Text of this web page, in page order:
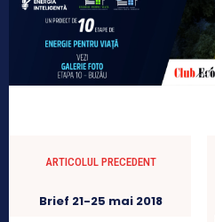
ARTICOLUL PRECEDENT
Brief 21-25 mai 2018